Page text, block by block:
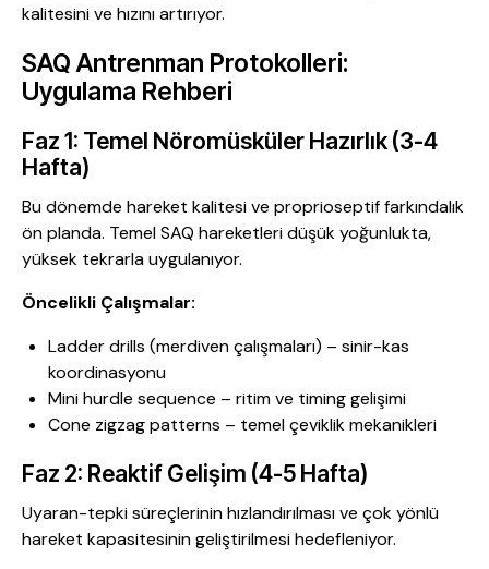
kalitesini ve hızını artırıyor.
SAQ Antrenman Protokolleri:
Uygulama Rehberi
Faz 1: Temel Nöromüsküler Hazırlık (3-4
Hafta)
Bu dönemde hareket kalitesi ve proprioseptif farkındalık
ön planda. Temel SAQ hareketleri düşük yoğunlukta,
yüksek tekrarla uygulanıyor.
Öncelikli Çalışmalar:
Ladder drills (merdiven çalışmaları) – sinir-kas
koordinasyonu
Mini hurdle sequence – ritim ve timing gelişimi
Cone zigzag patterns – temel çeviklik mekanikleri
Faz 2: Reaktif Gelişim (4-5 Hafta)
Uyaran-tepki süreçlerinin hızlandırılması ve çok yönlü
hareket kapasitesinin geliştirilmesi hedefleniyor.